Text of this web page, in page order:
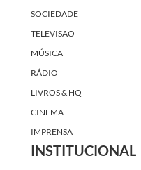
SOCIEDADE
TELEVISÃO
MÚSICA
RÁDIO
LIVROS & HQ
CINEMA
IMPRENSA
INSTITUCIONAL